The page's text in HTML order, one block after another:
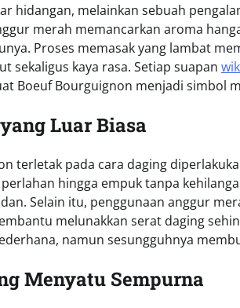
hidangan, melainkan sebuah
merah memancarkan aroma
Proses memasak yang lambat
sekaligus kaya rasa. Setiap suapan
Boeuf Bourguignon menjadi simbol
Luar Biasa
terletak pada cara daging
hingga empuk tanpa
Selain itu, penggunaan anggur
melunakkan serat daging
namun sesungguhnya
Menyatu Sempurna